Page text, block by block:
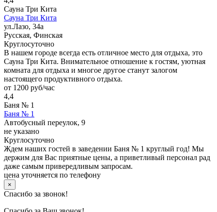
Сауна Три Кита
Сауна Три Кита
ул.Лазо, 34а
Русская, Финская
Круглосуточно
В нашем городе всегда есть отличное место для отдыха, это
Сауна Три Кита. Внимательное отношение к гостям, уютная
комната для отдыха и многое другое станут залогом
настоящего продуктивного отдыха.
от 1200 руб/час
4,4
Баня № 1
Баня № 1
Автобусный переулок, 9
не указано
Круглосуточно
Ждем наших гостей в заведении Баня № 1 круглый год! Мы
держим для Вас приятные цены, а приветливый персонал рад
даже самым привередливым запросам.
цена уточняется по телефону
×
Спасибо за звонок!